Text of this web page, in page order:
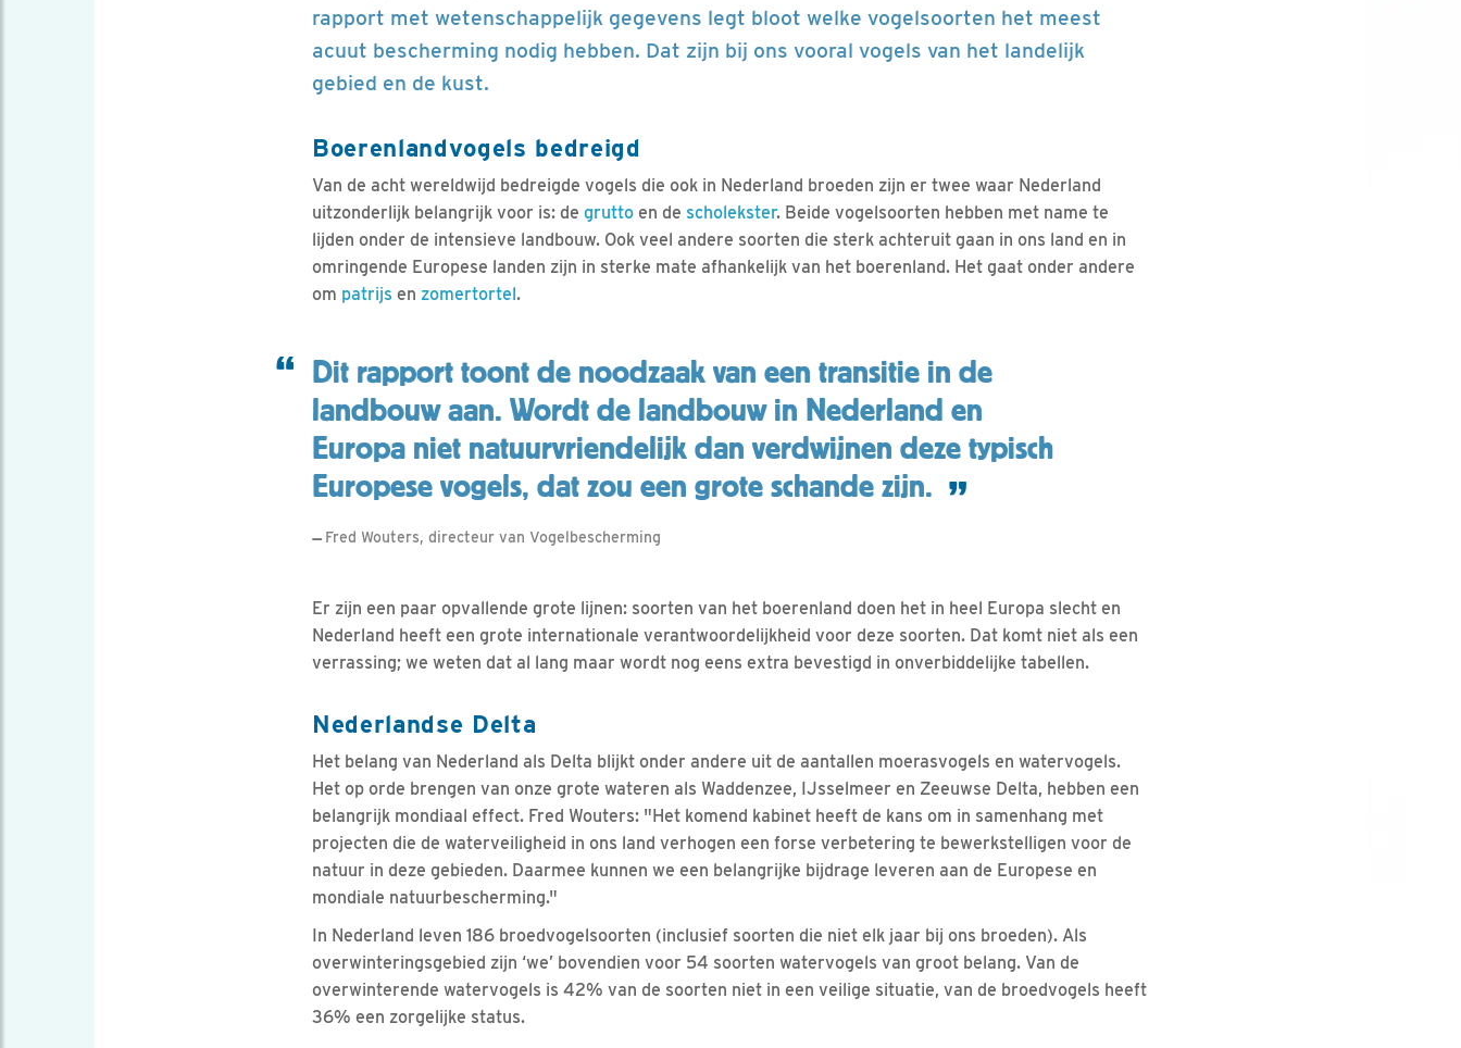
rapport met wetenschappelijk gegevens legt bloot welke vogelsoorten het meest
acuut bescherming nodig hebben. Dat zijn bij ons vooral vogels van het landelijk
gebied en de kust.
Boerenlandvogels bedreigd
Van de acht wereldwijd bedreigde vogels die ook in Nederland broeden zijn er twee waar Nederland
uitzonderlijk belangrijk voor is: de grutto en de scholekster. Beide vogelsoorten hebben met name te
lijden onder de intensieve landbouw. Ook veel andere soorten die sterk achteruit gaan in ons land en in
omringende Europese landen zijn in sterke mate afhankelijk van het boerenland. Het gaat onder andere
om patrijs en zomertortel.
Dit rapport toont de noodzaak van een transitie in de
landbouw aan. Wordt de landbouw in Nederland en
Europa niet natuurvriendelijk dan verdwijnen deze typisch
Europese vogels, dat zou een grote schande zijn.
Fred Wouters, directeur van Vogelbescherming
Er zijn een paar opvallende grote lijnen: soorten van het boerenland doen het in heel Europa slecht en
Nederland heeft een grote internationale verantwoordelijkheid voor deze soorten. Dat komt niet als een
verrassing; we weten dat al lang maar wordt nog eens extra bevestigd in onverbiddelijke tabellen.
Nederlandse Delta
Het belang van Nederland als Delta blijkt onder andere uit de aantallen moerasvogels en watervogels.
Het op orde brengen van onze grote wateren als Waddenzee, IJsselmeer en Zeeuwse Delta, hebben een
belangrijk mondiaal effect. Fred Wouters: "Het komend kabinet heeft de kans om in samenhang met
projecten die de waterveiligheid in ons land verhogen een forse verbetering te bewerkstelligen voor de
natuur in deze gebieden. Daarmee kunnen we een belangrijke bijdrage leveren aan de Europese en
mondiale natuurbescherming."
In Nederland leven 186 broedvogelsoorten (inclusief soorten die niet elk jaar bij ons broeden). Als
overwinteringsgebied zijn ‘we’ bovendien voor 54 soorten watervogels van groot belang. Van de
overwinterende watervogels is 42% van de soorten niet in een veilige situatie, van de broedvogels heeft
36% een zorgelijke status.